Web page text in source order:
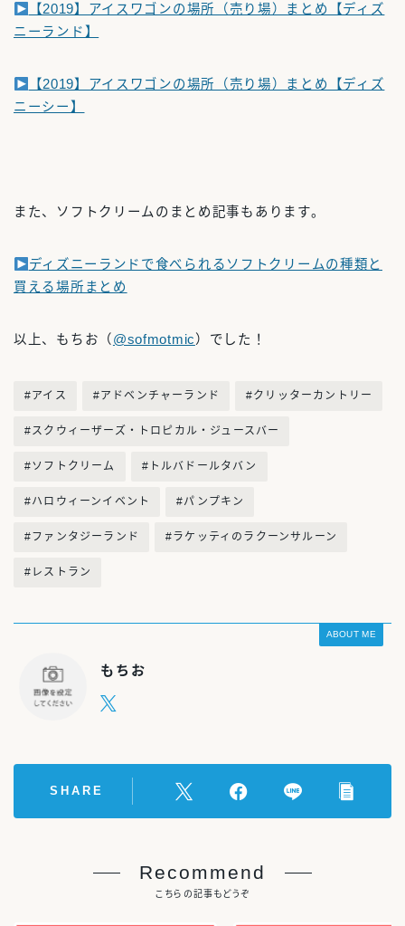
【2019】アイスワゴンの場所（売り場）まとめ【ディズ
ニーランド】
【2019】アイスワゴンの場所（売り場）まとめ【ディズ
ニーシー】
また、ソフトクリームのまとめ記事もあります。
ディズニーランドで食べられるソフトクリームの種類と
買える場所まとめ
以上、もちお（ @sofmotmic）でした！
#アイス #アドベンチャーランド #クリッターカントリー
#スクウィーザーズ・トロピカル・ジュースバー
#ソフトクリーム #トルバドールタバン
#ハロウィーンイベント #パンプキン
#ファンタジーランド #ラケッティのラクーンサルーン
#レストラン
ABOUT ME
もちお
SHARE
Recommend
こちらの記事もどうぞ